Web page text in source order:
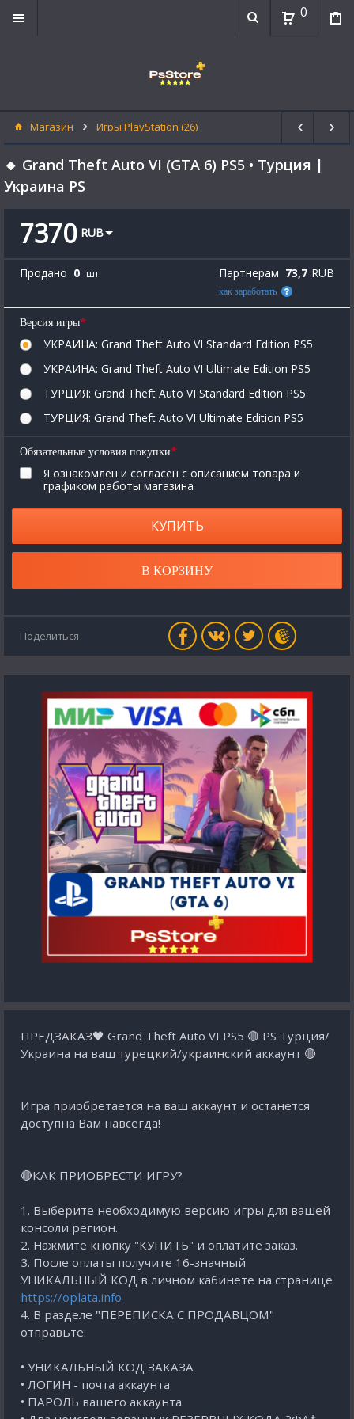
0
Магазин Игры PlayStation (26)
🔸 Grand Theft Auto VI (GTA 6) PS5 • Турция |
Украина PS
7370 RUB
Продано 0 шт. Партнерам 73,7 RUB
как заработать
Версия игры*
УКРАИНА: Grand Theft Auto VI Standard Edition PS5
УКРАИНА: Grand Theft Auto VI Ultimate Edition PS5
ТУРЦИЯ: Grand Theft Auto VI Standard Edition PS5
ТУРЦИЯ: Grand Theft Auto VI Ultimate Edition PS5
Обязательные условия покупки*
Я ознакомлен и согласен с описанием товара и
графиком работы магазина
КУПИТЬ
В КОРЗИНУ
Поделиться
ПРЕДЗАКАЗ🖤 Grand Theft Auto VI PS5 🔴 PS Турция/
Украина на ваш турецкий/украинский аккаунт 🔴
Игра приобретается на ваш аккаунт и останется
доступна Вам навсегда!
🔴КАК ПРИОБРЕСТИ ИГРУ?
1. Выберите необходимую версию игры для вашей
консоли регион.
2. Нажмите кнопку "КУПИТЬ" и оплатите заказ.
3. После оплаты получите 16-значный
УНИКАЛЬНЫЙ КОД в личном кабинете на странице
https://oplata.info
4. В разделе "ПЕРЕПИСКА С ПРОДАВЦОМ"
отправьте:
• УНИКАЛЬНЫЙ КОД ЗАКАЗА
• ЛОГИН - почта аккаунта
• ПАРОЛЬ вашего аккаунта